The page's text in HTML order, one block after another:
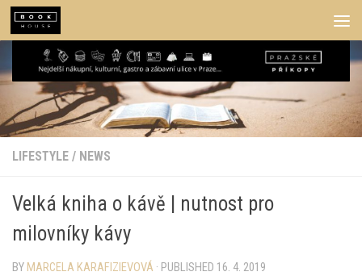
Skip to content
LIFESTYLE / NEWS
Velká kniha o kávě | nutnost pro
milovníky kávy
BY MARCELA KARAFIZIEVOVÁ · PUBLISHED 16. 4. 2019